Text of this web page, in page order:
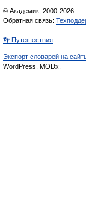
© Академик, 2000-2026
Обратная связь:
👣 Путешествия
Экспорт словарей на
WordPress, MODx.